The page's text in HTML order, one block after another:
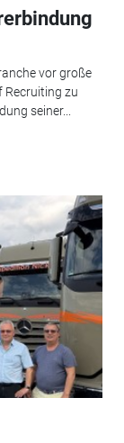
vor große
Recruiting zu
seiner...